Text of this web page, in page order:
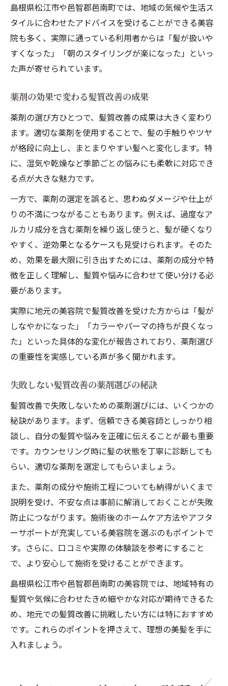
島根県松江市や邑智郡邑南町では、地域の気候や生活ス
タイルに合わせたアドバイスを受けることができる美容
院も多く、実際に通っている利用者からは「髪が扱いや
すくなった」「朝のスタイリングが楽になった」といっ
た声が寄せられています。
薬剤の効果で変わる髪質改善の成果
薬剤の選び方ひとつで、髪質改善の成果は大きく変わり
ます。適切な薬剤を使用することで、髪の手触りやツヤ
が格段に向上し、まとまりやすい髪へと変化します。特
に、湿気や乾燥など季節ごとの悩みにも柔軟に対応でき
る点が大きな魅力です。
一方で、薬剤の選定を誤ると、思わぬダメージや仕上が
りの不満につながることもあります。例えば、過度なア
ルカリ成分を含む薬剤を繰り返し使うと、髪が硬くなり
やすく、逆効果となるケースも見受けられます。そのた
め、効果を最大限に引き出すためには、薬剤の成分や特
徴を正しく理解し、髪質や悩みに合わせて使い分ける必
要があります。
実際に地元の美容院で髪質改善を受けた方からは「髪が
しなやかになった」「カラーやパーマの持ちが良くなっ
た」といった具体的な変化が報告されており、薬剤選び
の重要性を実感している声が多く聞かれます。
失敗しない髪質改善の薬剤選びの秘訣
髪質改善で失敗しないための薬剤選びには、いくつかの
秘訣があります。まず、信頼できる美容師としっかり相
談し、自分の髪質や悩みを正確に伝えることが最も重要
です。カウンセリング時に髪の状態を丁寧に診断しても
らい、適切な薬剤を選定してもらいましょう。
また、薬剤の成分や施術工程についても納得がいくまで
説明を受け、不安な点は事前に解消しておくことが失敗
防止につながります。施術後のホームケア方法やアフタ
ーサポートが充実している美容院を選ぶのもポイントで
す。さらに、口コミや実際の体験談を参考にすること
で、より安心して施術を受けることができます。
島根県松江市や邑智郡邑南町の美容院では、地域特有の
髪質や気候に合わせたきめ細やかな対応が期待できるた
め、地元での髪質改善に挑戦したい方には特におすすめ
です。これらのポイントを押さえて、理想の美髪を手に
入れましょう。